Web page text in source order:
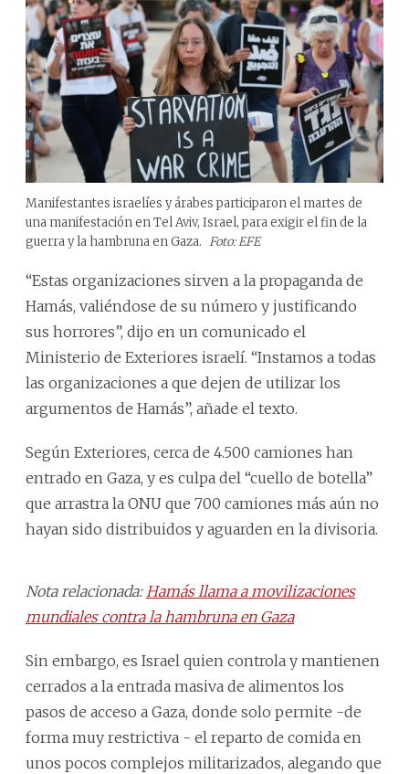
Manifestantes israelíes y árabes participaron el martes de
una manifestación en Tel Aviv, Israel, para exigir el fin de la
guerra y la hambruna en Gaza. Foto: EFE
“Estas organizaciones sirven a la propaganda de
Hamás, valiéndose de su número y justificando
sus horrores”, dijo en un comunicado el
Ministerio de Exteriores israelí. “Instamos a todas
las organizaciones a que dejen de utilizar los
argumentos de Hamás”, añade el texto.
Según Exteriores, cerca de 4.500 camiones han
entrado en Gaza, y es culpa del “cuello de botella”
que arrastra la ONU que 700 camiones más aún no
hayan sido distribuidos y aguarden en la divisoria.
Nota relacionada: Hamás llama a movilizaciones
mundiales contra la hambruna en Gaza
Sin embargo, es Israel quien controla y mantienen
cerrados a la entrada masiva de alimentos los
pasos de acceso a Gaza, donde solo permite -de
forma muy restrictiva - el reparto de comida en
unos pocos complejos militarizados, alegando que